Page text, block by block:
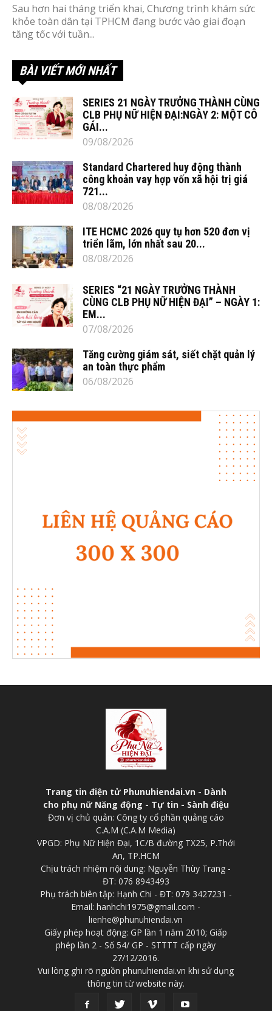
Sau hơn hai tháng triển khai, Chương trình khám sức
khỏe toàn dân tại TPHCM đang bước vào giai đoạn
tăng tốc với tuần...
BÀI VIẾT MỚI NHẤT
SERIES 21 NGÀY TRƯỞNG THÀNH CÙNG
CLB PHỤ NỮ HIỆN ĐẠI:NGÀY 2: MỘT CÔ
GÁI...
09/08/2026
Standard Chartered huy động thành
công khoản vay hợp vốn xã hội trị giá
721...
08/08/2026
ITE HCMC 2026 quy tụ hơn 520 đơn vị
triển lãm, lớn nhất sau 20...
08/08/2026
SERIES “21 NGÀY TRƯỞNG THÀNH
CÙNG CLB PHỤ NỮ HIỆN ĐẠI” – NGÀY 1:
EM...
07/08/2026
Tăng cường giám sát, siết chặt quản lý
an toàn thực phẩm
06/08/2026
Trang tin điện tử Phunuhiendai.vn - Dành
cho phụ nữ Năng động - Tự tin - Sành điệu
Đơn vị chủ quản: Công ty cổ phần quảng cáo
C.A.M (C.A.M Media)
VPGD: Phụ Nữ Hiện Đại, 1C/B đường TX25, P.Thới
An, TP.HCM
Chịu trách nhiệm nội dung: Nguyễn Thùy Trang -
ĐT: 076 8943493
Phụ trách biên tập: Hạnh Chi - ĐT: 079 3427231 -
Email: hanhchi1975@gmail.com -
lienhe@phunuhiendai.vn
Giấy phép hoạt động: GP lần 1 năm 2010; Giấp
phép lần 2 - Số 54/ GP - STTTT cấp ngày
27/12/2016.
Vui lòng ghi rõ nguồn phunuhiendai.vn khi sử dụng
thông tin từ website này.